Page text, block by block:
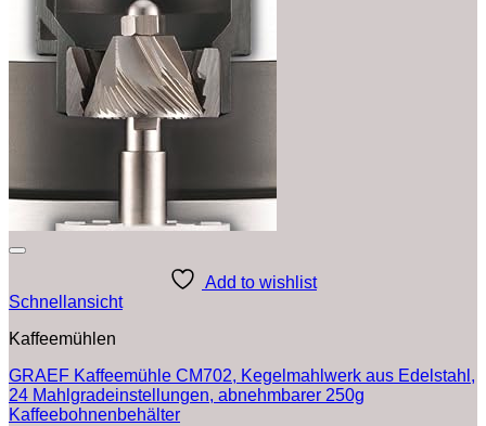
Add to wishlist
Schnellansicht
Kaffeemühlen
GRAEF Kaffeemühle CM702, Kegelmahlwerk aus Edelstahl,
24 Mahlgradeinstellungen, abnehmbarer 250g
Kaffeebohnenbehälter